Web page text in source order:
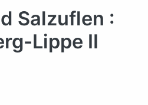
Salzuflen :
Lippe II